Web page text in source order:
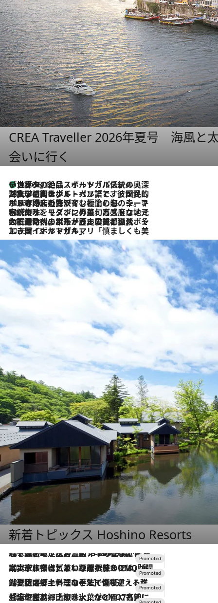
CREA Traveller 2026年夏号 海風と
会いに行く
2026.8.8
リスボンの絶品スイーツ「パステル・デ・ナタ」とは？ポルトガル伝統の奥深い世界へ
2026.7.27
「私の祖国はポルトガル語です」国民的詩人フェルナンド・ペソアと、彼が愛した文学の街を歩く
2026.7.26
ポルトガル近海が育む極上の海の幸。キリリと冷えた白ワインと愉しむ、シーフード専門店の贅沢
2026.7.22
伝統の味をモダンに昇華。高感度な地元客が集う、リスボンの最旬ガストロノミー
2026.7.21
大航海時代の栄華から、震災、独裁、そして革命へ。ポルトガル・首都リスボンの石畳に刻まれた「歴史の光と影」
2026.7.13
エッセイ・ヤマザキマリ「慎ましくも美しき国 ポルトガル」
新着トピックス Hoshino Resorts
2026.8.7
【トンボの足水浴】ヒノキの香りに包まれて涼感マックス！約13℃の湧水かけ流しを避暑地「星野温泉 トンボの湯」で体験
2026.7.31
【ホテル帰省】という選択肢をOMOが提案。家族とほどよい距離を保つには「昼は実家、夜は気兼ねなくホテルで！」
2026.7.24
【夏限定ディナーコース】旬を迎える稚鮎や花ズッキーニなどをイタリア・トスカーナの郷土料理の手法で満喫！
2026.7.17
「土佐和ハーブかき氷」がOMO7高知に登場！生姜、山椒、大葉など目にも舌にも涼を呼ぶ郷土の味